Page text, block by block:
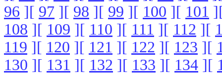
96 ][ 97 ][ 98 ][ 99 ][ 100 ][ 101
108 ][ 109 ][ 110 ][ 111 ][ 112 ][
119 ][ 120 ][ 121 ][ 122 ][ 123 ][
130 ][ 131 ][ 132 ][ 133 ][ 134 ][